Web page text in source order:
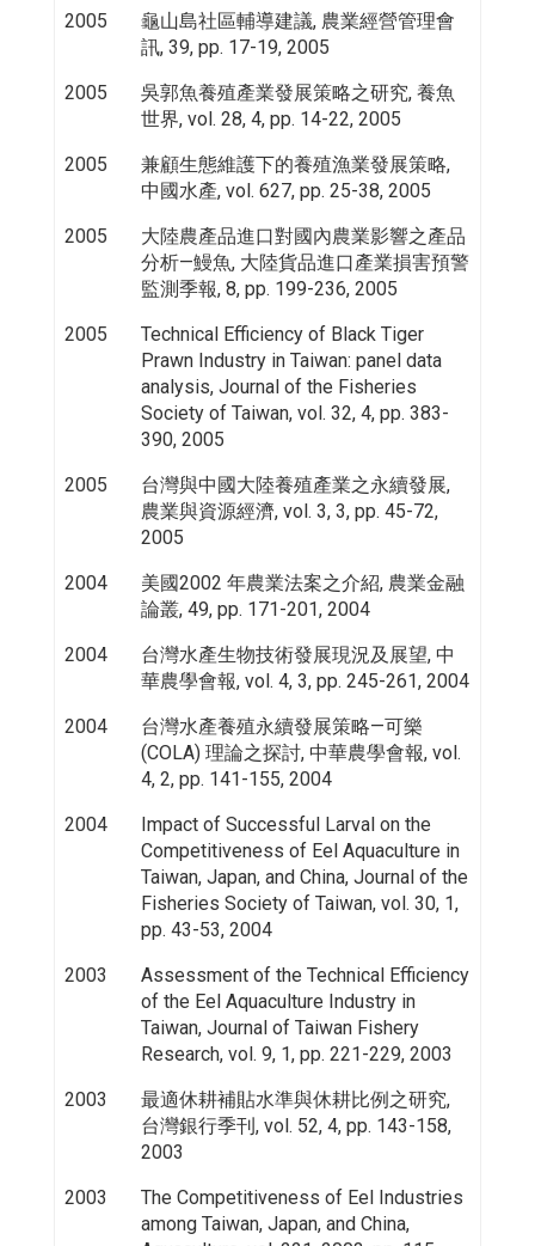
2005
龜山島社區輔導建議, 農業經營管理會
訊, 39, pp. 17-19, 2005
2005
吳郭魚養殖產業發展策略之研究, 養魚
世界, vol. 28, 4, pp. 14-22, 2005
2005
兼顧生態維護下的養殖漁業發展策略,
中國水產, vol. 627, pp. 25-38, 2005
2005
大陸農產品進口對國內農業影響之產品
分析—鰻魚, 大陸貨品進口產業損害預警
監測季報, 8, pp. 199-236, 2005
2005
Technical Efficiency of Black Tiger
Prawn Industry in Taiwan: panel data
analysis, Journal of the Fisheries
Society of Taiwan, vol. 32, 4, pp. 383-
390, 2005
2005
台灣與中國大陸養殖產業之永續發展,
農業與資源經濟, vol. 3, 3, pp. 45-72,
2005
2004
美國2002 年農業法案之介紹, 農業金融
論叢, 49, pp. 171-201, 2004
2004
台灣水產生物技術發展現況及展望, 中
華農學會報, vol. 4, 3, pp. 245-261, 2004
2004
台灣水產養殖永續發展策略—可樂
(COLA) 理論之探討, 中華農學會報, vol.
4, 2, pp. 141-155, 2004
2004
Impact of Successful Larval on the
Competitiveness of Eel Aquaculture in
Taiwan, Japan, and China, Journal of the
Fisheries Society of Taiwan, vol. 30, 1,
pp. 43-53, 2004
2003
Assessment of the Technical Efficiency
of the Eel Aquaculture Industry in
Taiwan, Journal of Taiwan Fishery
Research, vol. 9, 1, pp. 221-229, 2003
2003
最適休耕補貼水準與休耕比例之研究,
台灣銀行季刊, vol. 52, 4, pp. 143-158,
2003
2003
The Competitiveness of Eel Industries
among Taiwan, Japan, and China,